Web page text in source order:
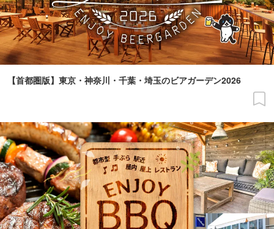
【首都圏版】東京・神奈川・千葉・埼玉のビアガーデン2026